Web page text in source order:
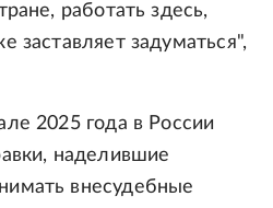
работать здесь,
заставляет задуматься",
2025 года в России
наделившие
внесудебные